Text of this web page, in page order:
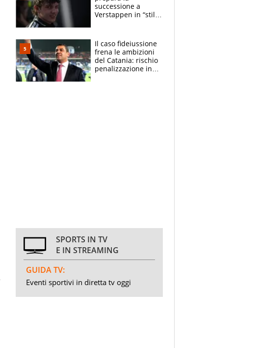
successione a
Verstappen in “stile
attacco all’Italia
Il caso fideiussione
frena le ambizioni
del Catania: rischio
penalizzazione in
SPORTS IN TV
E IN STREAMING
GUIDA TV:
Eventi sportivi in diretta tv oggi